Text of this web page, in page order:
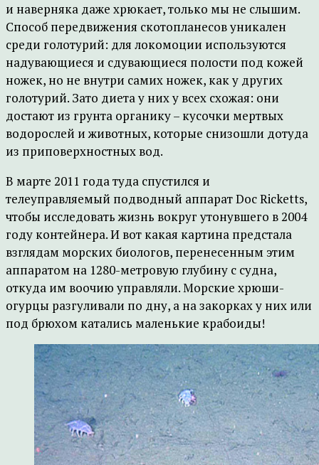
и наверняка даже хрюкает, только мы не слышим.
Способ передвижения скотопланесов уникален
среди голотурий: для локомоции используются
надувающиеся и сдувающиеся полости под кожей
ножек, но не внутри самих ножек, как у других
голотурий. Зато диета у них у всех схожая: они
достают из грунта органику – кусочки мертвых
водорослей и животных, которые снизошли дотуда
из приповерхностных вод.
В марте 2011 года туда спустился и
телеуправляемый подводный аппарат Doc Ricketts,
чтобы исследовать жизнь вокруг утонувшего в 2004
году контейнера. И вот какая картина предстала
взглядам морских биологов, перенесенным этим
аппаратом на 1280-метровую глубину с судна,
откуда им воочию управляли. Морские хрюши-
огурцы разгуливали по дну, а на закорках у них или
под брюхом катались маленькие крабоиды!